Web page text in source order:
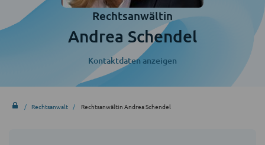
Rechtsanwältin
Andrea Schendel
Kontaktdaten anzeigen
Rechtsanwalt Rechtsanwältin Andrea Schendel